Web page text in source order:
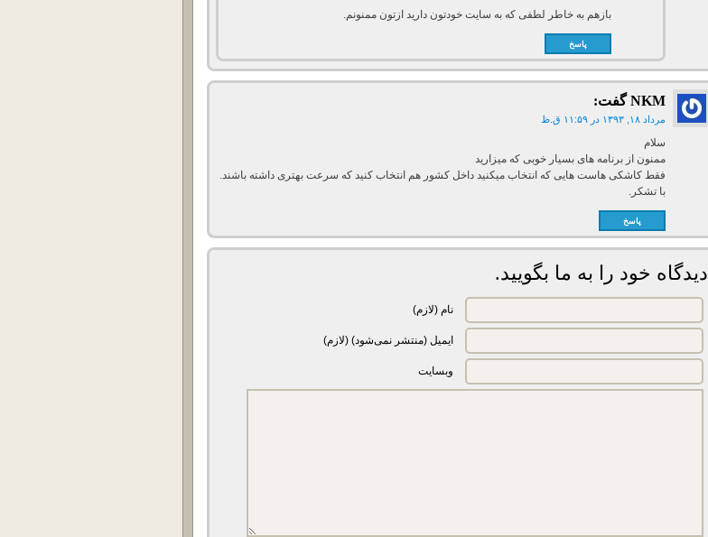
بازهم به خاطر لطفی که به سایت خودتون دارید ازتون ممنونم.
پاسخ
NKM گفت:
مرداد ۱۸, ۱۳۹۳ در ۱۱:۵۹ ق.ظ
سلام
ممنون از برنامه های بسیار خوبی که میزارید
فقط کاشکی هاست هایی که انتخاب میکنید داخل کشور هم انتخاب کنید که سرعت بهتری داشته باشند.
با تشکر.
پاسخ
دیدگاه خود را به ما بگویید.
نام (لازم)
ایمیل (منتشر نمی‌شود) (لازم)
وبسایت